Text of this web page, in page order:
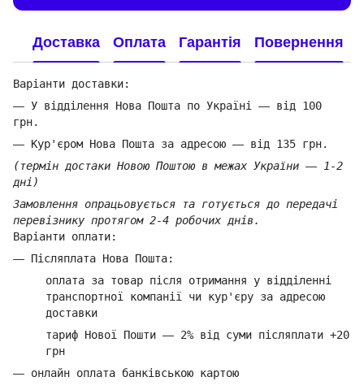
Доставка Оплата Гарантія Повернення
Варіанти доставки:
— У відділення Нова Пошта по Україні — від 100
грн.
— Кур'єром Нова Пошта за адресою — від 135 грн.
(термін достаки Новою Поштою в межах України — 1-2
дні)
Замовлення опрацьовується та готується до передачі
перевізнику протягом 2-4 робочих днів.
Варіанти оплати:
— Післяплата Нова Пошта:
оплата за товар після отримання у відділенні
транспортної компанії чи кур'єру за адресою
доставки
тариф Нової Пошти — 2% від суми післяплати +20
грн
— онлайн оплата банківською картою